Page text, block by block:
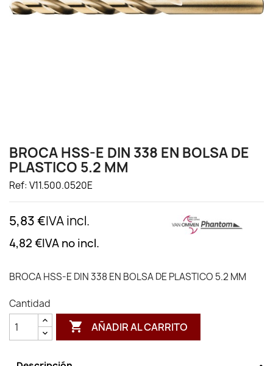
BROCA HSS-E DIN 338 EN BOLSA DE
PLASTICO 5.2 MM
Ref: V11.500.0520E
5,83 €IVA incl.
4,82 €IVA no incl.
BROCA HSS-E DIN 338 EN BOLSA DE PLASTICO 5.2 MM
Cantidad
 AÑADIR AL CARRITO